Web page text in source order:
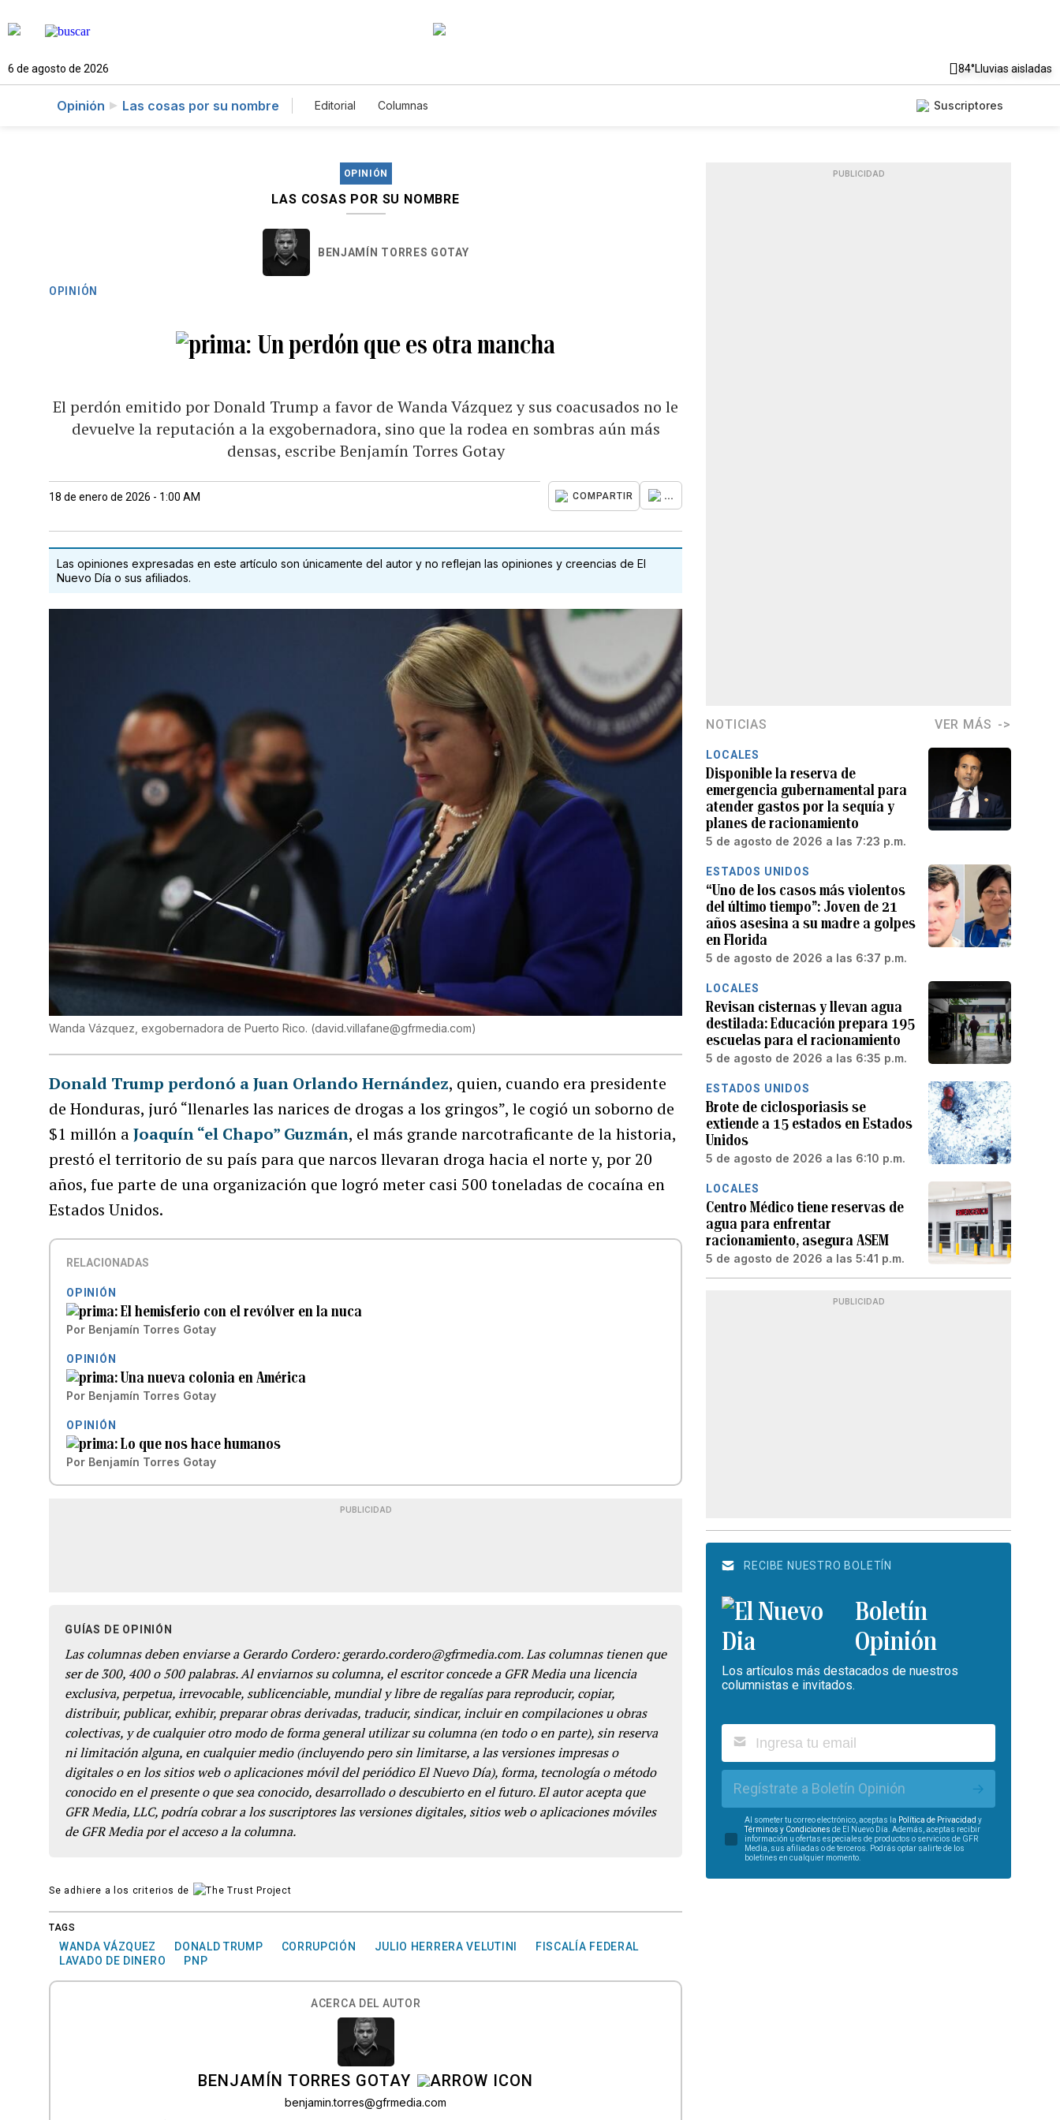
6 de agosto de 2026 84°Lluvias aisladas
Opinión Las cosas por su nombre Editorial Columnas Suscriptores
OPINIÓN
LAS COSAS POR SU NOMBRE
BENJAMÍN TORRES GOTAY
OPINIÓN
Un perdón que es otra mancha
El perdón emitido por Donald Trump a favor de Wanda Vázquez y sus coacusados no le
devuelve la reputación a la exgobernadora, sino que la rodea en sombras aún más
densas, escribe Benjamín Torres Gotay
18 de enero de 2026 - 1:00 AM COMPARTIR ...
Las opiniones expresadas en este artículo son únicamente del autor y no reflejan las opiniones y creencias de El
Nuevo Día o sus afiliados.
Wanda Vázquez, exgobernadora de Puerto Rico. (david.villafane@gfrmedia.com)
Donald Trump perdonó a Juan Orlando Hernández, quien, cuando era presidente
de Honduras, juró “llenarles las narices de drogas a los gringos”, le cogió un soborno de
$1 millón aJoaquín “el Chapo” Guzmán, el más grande narcotraficante de la historia,
prestó el territorio de su país para que narcos llevaran droga hacia el norte y, por 20
años, fue parte de una organización que logró meter casi 500 toneladas de cocaína en
Estados Unidos.
RELACIONADAS
OPINIÓN
El hemisferio con el revólver en la nuca
Por Benjamín Torres Gotay
OPINIÓN
Una nueva colonia en América
Por Benjamín Torres Gotay
OPINIÓN
Lo que nos hace humanos
Por Benjamín Torres Gotay
PUBLICIDAD
GUÍAS DE OPINIÓN
Las columnas deben enviarse a Gerardo Cordero: gerardo.cordero@gfrmedia.com. Las columnas tienen que
ser de 300, 400 o 500 palabras. Al enviarnos su columna, el escritor concede a GFR Media una licencia
exclusiva, perpetua, irrevocable, sublicenciable, mundial y libre de regalías para reproducir, copiar,
distribuir, publicar, exhibir, preparar obras derivadas, traducir, sindicar, incluir en compilaciones u obras
colectivas, y de cualquier otro modo de forma general utilizar su columna (en todo o en parte), sin reserva
ni limitación alguna, en cualquier medio (incluyendo pero sin limitarse, a las versiones impresas o
digitales o en los sitios web o aplicaciones móvil del periódico El Nuevo Día), forma, tecnología o método
conocido en el presente o que sea conocido, desarrollado o descubierto en el futuro. El autor acepta que
GFR Media, LLC, podría cobrar a los suscriptores las versiones digitales, sitios web o aplicaciones móviles
de GFR Media por el acceso a la columna.
Se adhiere a los criterios de
TAGS
WANDA VÁZQUEZ DONALD TRUMP CORRUPCIÓN JULIO HERRERA VELUTINI
FISCALÍA FEDERAL
LAVADO DE DINERO
PNP
ACERCA DEL AUTOR
BENJAMÍN TORRES GOTAY
benjamin.torres@gfrmedia.com
PUBLICIDAD
NOTICIAS VER MÁS
LOCALES
Disponible la reserva de
emergencia gubernamental para
atender gastos por la sequía y
planes de racionamiento
5 de agosto de 2026 a las 7:23 p.m.
ESTADOS UNIDOS
“Uno de los casos más violentos
del último tiempo”: Joven de 21
años asesina a su madre a golpes
en Florida
5 de agosto de 2026 a las 6:37 p.m.
LOCALES
Revisan cisternas y llevan agua
destilada: Educación prepara 195
escuelas para el racionamiento
5 de agosto de 2026 a las 6:35 p.m.
ESTADOS UNIDOS
Brote de ciclosporiasis se
extiende a 15 estados en Estados
Unidos
5 de agosto de 2026 a las 6:10 p.m.
LOCALES
Centro Médico tiene reservas de
agua para enfrentar
racionamiento, asegura ASEM
5 de agosto de 2026 a las 5:41 p.m.
PUBLICIDAD
RECIBE NUESTRO BOLETÍN
Boletín
Opinión
Los artículos más destacados de nuestros
columnistas e invitados.
Regístrate a Boletín Opinión
Al someter tu correo electrónico, aceptas la Política de Privacidad y
Términos y Condiciones de El Nuevo Día. Además, aceptas recibir
información u ofertas especiales de productos o servicios de GFR
Media, sus afiliadas o de terceros. Podrás optar salirte de los
boletines en cualquier momento.